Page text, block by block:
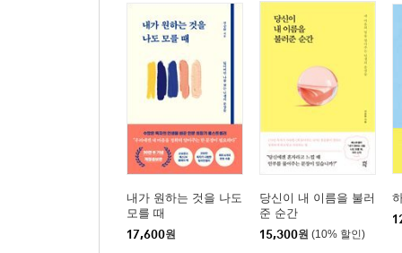
내가 원하는 것을 나도
모를 때
17,600원
당신이 내 이름을 불러
준 순간
15,300원 (10% 할인)